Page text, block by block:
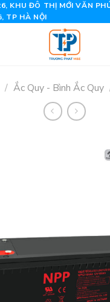
KHU ĐÔ THỊ MỚI VĂN
TP HÀ NỘI
/ Ắc Quy - Bình Ắc Quy